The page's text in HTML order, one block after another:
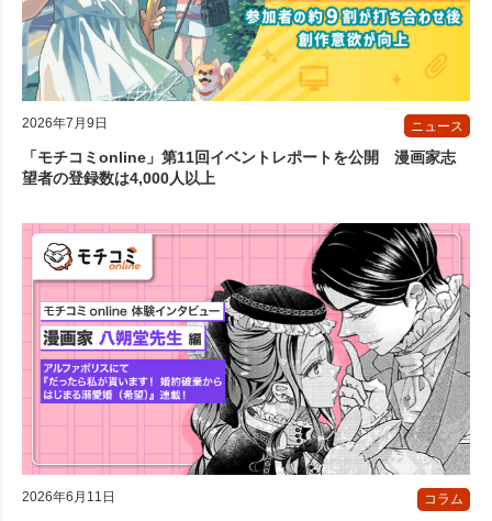
2026年7月9日 ニュース
「モチコミonline」第11回イベントレポートを公開 漫画家志
望者の登録数は4,000人以上
2026年6月11日 コラム